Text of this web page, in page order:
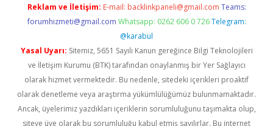
Reklam ve İletişim: E-mail: backlinkpaneli@gmail.com Teams:
forumhizmeti@gmail.com Whatsapp: 0262 606 0 726 Telegram:
@karabul
Yasal Uyarı: Sitemiz, 5651 Sayılı Kanun gereğince Bilgi Teknolojileri
ve İletişim Kurumu (BTK) tarafından onaylanmış bir Yer Sağlayıcı
olarak hizmet vermektedir. Bu nedenle, sitedeki içerikleri proaktif
olarak denetleme veya araştırma yükümlülüğümüz bulunmamaktadır.
Ancak, üyelerimiz yazdıkları içeriklerin sorumluluğunu taşımakta olup,
siteye üye olarak bu sorumluluğu kabul etmiş sayılırlar. Bu internet